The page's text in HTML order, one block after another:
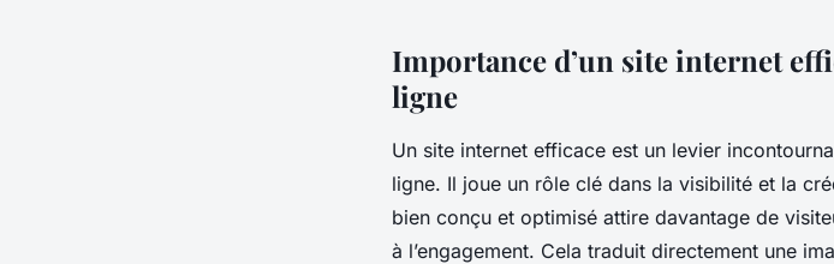
Importance d’un site internet
ligne
Un site internet efficace est un levier
ligne. Il joue un rôle clé dans la visibilité et la
bien conçu et optimisé attire davantage de
à l’engagement. Cela traduit directement une